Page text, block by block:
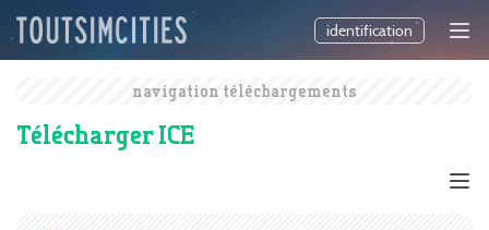
identification
navigation téléchargements
Télécharger ICE